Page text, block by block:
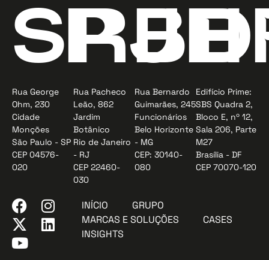
SP
Rua George
Ohm, 230
Cidade
Monções
São Paulo - SP
CEP 04576-
020
RJ
Rua Pacheco
Leão, 862
Jardim
Botânico
Rio de Janeiro
- RJ
CEP 22460-
030
BH
Rua Bernardo
Guimarães, 245
Funcionários
Belo Horizonte
- MG
CEP: 30140-
080
Edifício Prime:
SBS Quadra 2,
Bloco E, nº 12,
Sala 206, Parte
M27
Brasília - DF
CEP 70070-120
INÍCIO
GRUPO
MARCAS E SOLUÇÕES
CASES
INSIGHTS